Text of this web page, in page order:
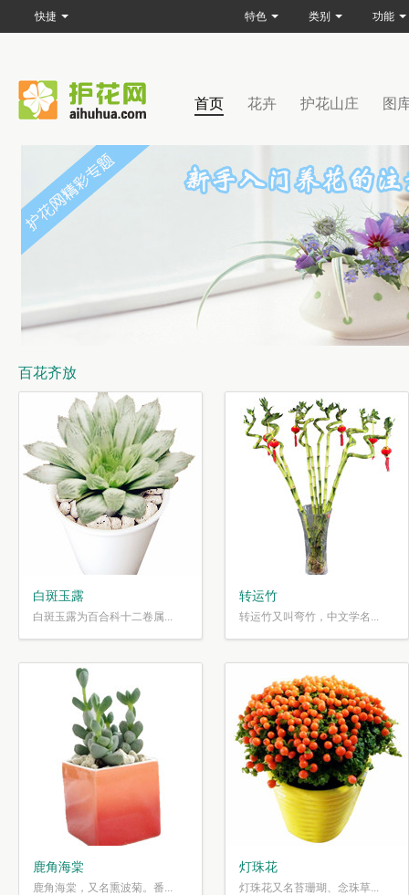
首页 花卉 护花山庄 图
百花齐放
白斑玉露
白斑玉露为百合科十二卷属...
转运竹
转运竹又叫弯竹，中文学名...
鹿角海棠
鹿角海棠，又名熏波菊。番...
灯珠花
灯珠花又名苔珊瑚、念珠草...
快捷 特色 类别 功能